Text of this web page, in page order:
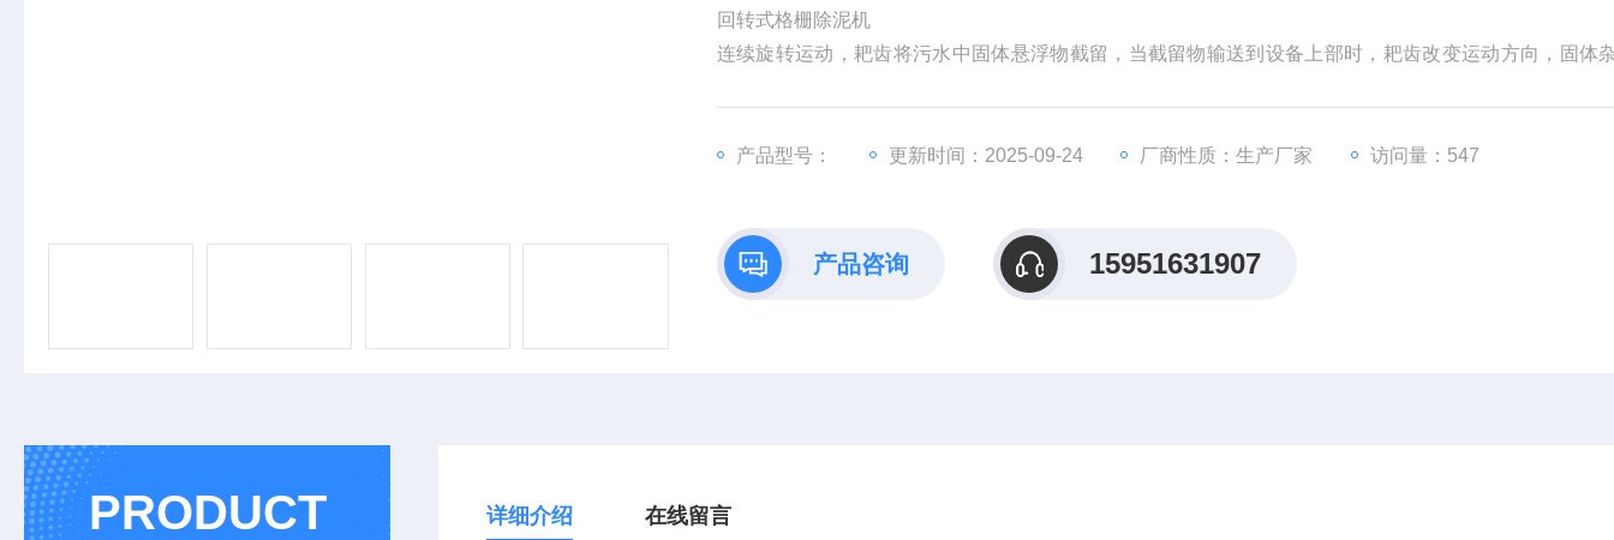
回转式格栅除泥机
连续旋转运动，耙齿将污水中固体悬浮物截留，当截留物输送到设备上部时，耙齿改变运动方向，固体
产品型号：
更新时间：2025-09-24 厂商性质：生产厂家 访问量：547
产品咨询 15951631907
PRODUCT 详细介绍 在线留言